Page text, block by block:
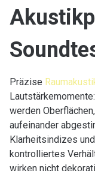
Präzise
werden
aufeinander
Klarheitsindizes
kontrolliertes
wirken nicht